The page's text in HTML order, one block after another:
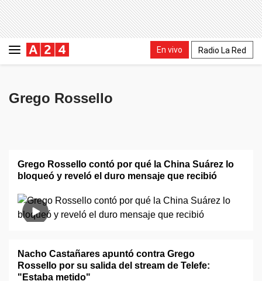
En vivo Radio La Red
Grego Rossello
Grego Rossello contó por qué la China Suárez lo
bloqueó y reveló el duro mensaje que recibió
Nacho Castañares apuntó contra Grego
Rossello por su salida del stream de Telefe:
"Estaba metido"